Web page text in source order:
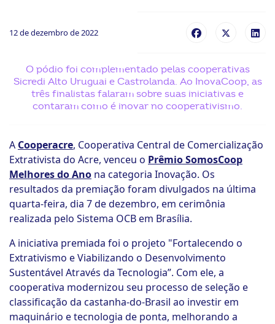
12 de dezembro de 2022
O pódio foi complementado pelas cooperativas
Sicredi Alto Uruguai e Castrolanda. Ao InovaCoop, as
três finalistas falaram sobre suas iniciativas e
contaram como é inovar no cooperativismo.
A Cooperacre, Cooperativa Central de Comercialização
Extrativista do Acre, venceu o Prêmio SomosCoop
Melhores do Ano na categoria Inovação. Os
resultados da premiação foram divulgados na última
quarta-feira, dia 7 de dezembro, em cerimônia
realizada pelo Sistema OCB em Brasília.
A iniciativa premiada foi o projeto "Fortalecendo o
Extrativismo e Viabilizando o Desenvolvimento
Sustentável Através da Tecnologia”. Com ele, a
cooperativa modernizou seu processo de seleção e
classificação da castanha-do-Brasil ao investir em
maquinário e tecnologia de ponta, melhorando a